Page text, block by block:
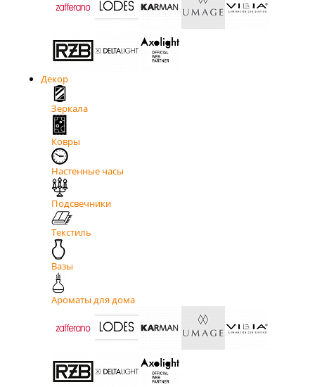
Декор
Зеркала
Ковры
Настенные часы
Подсвечники
Текстиль
Вазы
Ароматы для дома